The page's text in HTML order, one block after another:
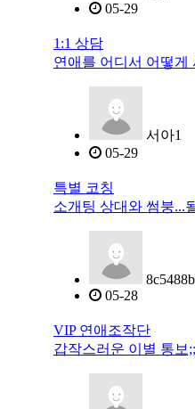
05-29
1:1 상담
연애를 어디서 어떻게
서아1
05-29
특별 코칭
소개팅 상대와 썸붕...
05-28
VIP 연애조작단
갑작스러운 이별 통보;;